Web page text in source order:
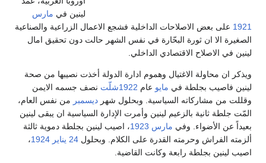
لينين في مارس
1921 على بعض الاصلاحات الداخلية فشجع الاعمال الزراعية والصناعية
الصغيرة الا ان ثورة البحّارة في نفس الشهر حالت دون تحقيق امال
لينين في الاصلاح الاقتصادي الداخلي.
ويذكر ان محاولة الاغتيال وهموم ادارة الدولة أخذت نصيبها من صحة
لينين فاصيب بجلطة في مايو عام 1922شلّت
نصف جسمه الايمن
وقللت من مشاركاته السياسية. وبحلول شهر ديسمبر من نفس العام،
المّت جلطة ثانية بالزعيم لينين وأمرت الإدارة السياسية ان يبقى لينين
بعيداً عن الأضواء. وفي مارس 1923، اصيب لينين بجلطة دموية ثالثة
ألزمته الفراش وحرمته القدرة على الكلام. وبحلول 24 يناير 1924،
اصيب لينين بجلطة رابعة وكانت القاضية.